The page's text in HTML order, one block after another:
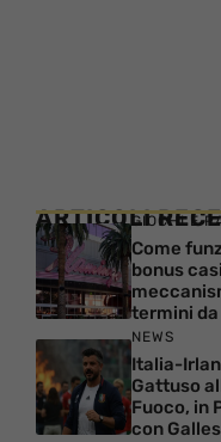
ARTICOLIGIOCHI E
Come
bonus
termini
NEWS
Italia-
Gattuso
Fuoco, in
con